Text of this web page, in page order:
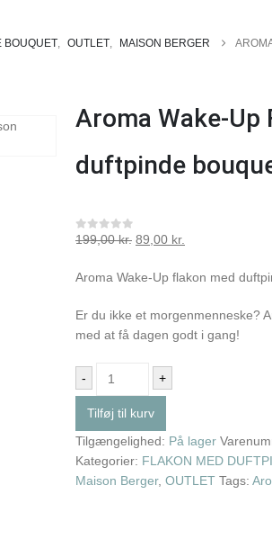
BOUQUET, OUTLET, MAISON BERGER
Aroma Wake-Up
duftpinde
0out of 5
199,00kr. 89,00 kr.
Aroma Wake-Up flakon med
Er du ikke et morgenmenneske?
med at få dagen godt i gang!
- +
Tilføj til kurv
Tilgængelighed: På lager
Kategorier: FLAKON MED
Maison Berger, OUTLET Tags: